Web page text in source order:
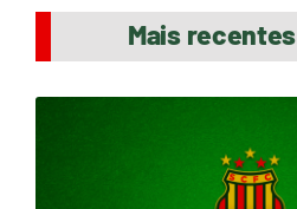
Mais recentes